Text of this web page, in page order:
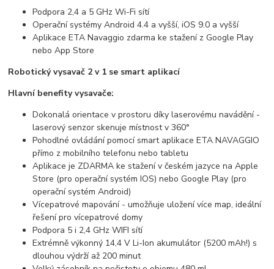
Podpora 2,4 a 5 GHz Wi-Fi sítí
Operační systémy Android 4.4 a vyšší, iOS 9.0 a vyšší
Aplikace ETA Navaggio zdarma ke stažení z Google Play
nebo App Store
Robotický vysavač 2 v 1 se smart aplikací
Hlavní benefity vysavače:
Dokonalá orientace v prostoru díky laserovému navádění -
laserový senzor skenuje místnost v 360°
Pohodlné ovládání pomocí smart aplikace ETA NAVAGGIO
přímo z mobilního telefonu nebo tabletu
Aplikace je ZDARMA ke stažení v českém jazyce na Apple
Store (pro operační systém IOS) nebo Google Play (pro
operační systém Android)
Vícepatrové mapování - umožňuje uložení více map, ideální
řešení pro vícepatrové domy
Podpora 5 i 2,4 GHz WIFI sítí
Extrémně výkonný 14,4 V Li-Ion akumulátor (5200 mAh!) s
dlouhou výdrží až 200 minut